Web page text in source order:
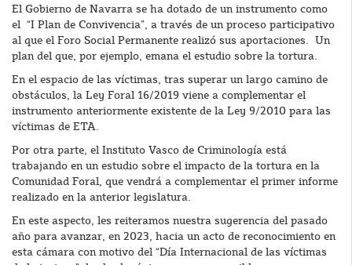
El Gobierno de Navarra se ha dotado de un instrumento como
el “I Plan de Convivencia”, a través de un proceso participativo
al que el Foro Social Permanente realizó sus aportaciones. Un
plan del que, por ejemplo, emana el estudio sobre la tortura.
En el espacio de las víctimas, tras superar un largo camino de
obstáculos, la Ley Foral 16/2019 viene a complementar el
instrumento anteriormente existente de la Ley 9/2010 para las
víctimas de ETA.
Por otra parte, el Instituto Vasco de Criminología está
trabajando en un estudio sobre el impacto de la tortura en la
Comunidad Foral, que vendrá a complementar el primer informe
realizado en la anterior legislatura.
En este aspecto, les reiteramos nuestra sugerencia del pasado
año para avanzar, en 2023, hacia un acto de reconocimiento en
esta cámara con motivo del “Día Internacional de las víctimas